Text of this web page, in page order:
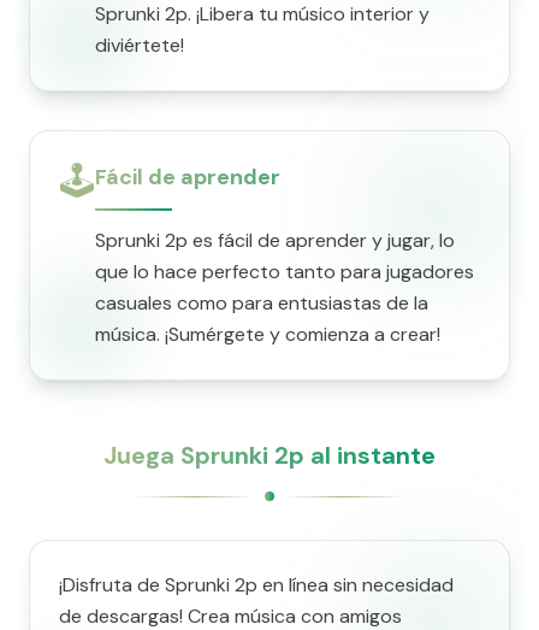
Sprunki 2p. ¡Libera tu músico interior y
diviértete!
🕹️Fácil de aprender
Sprunki 2p es fácil de aprender y jugar, lo
que lo hace perfecto tanto para jugadores
casuales como para entusiastas de la
música. ¡Sumérgete y comienza a crear!
Juega Sprunki 2p al instante
¡Disfruta de Sprunki 2p en línea sin necesidad
de descargas! Crea música con amigos